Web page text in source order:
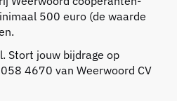
500 euro (de waarde
Stort jouw bijdrage op
4670 van Weerwoord CV